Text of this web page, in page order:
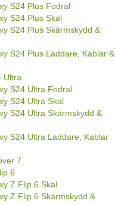
S24 Plus Fodral
S24 Plus Skal
S24 Plus Skärmskydd &
S24 Plus Laddare, Kablar &
Ultra
S24 Ultra Fodral
S24 Ultra Skal
S24 Ultra Skärmskydd &
S24 Ultra Laddare, Kablar
7
6
Z Flip 6 Skal
Z Flip 6 Skärmskydd &